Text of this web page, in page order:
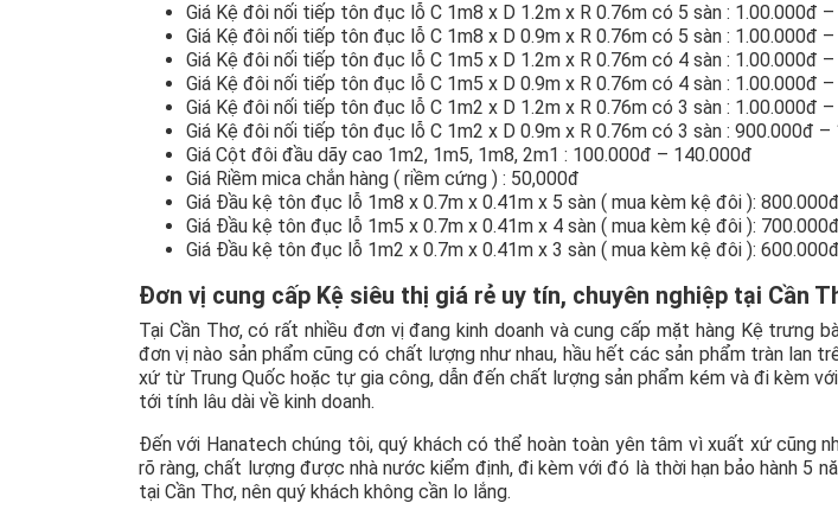
Giá Kệ đôi nối tiếp tôn đục lỗ C 1m8 x D 1.2m x R 0.76m có 5 sàn : 1.00.000đ
Giá Kệ đôi nối tiếp tôn đục lỗ C 1m8 x D 0.9m x R 0.76m có 5 sàn : 1.00.000đ
Giá Kệ đôi nối tiếp tôn đục lỗ C 1m5 x D 1.2m x R 0.76m có 4 sàn : 1.00.000đ
Giá Kệ đôi nối tiếp tôn đục lỗ C 1m5 x D 0.9m x R 0.76m có 4 sàn : 1.00.000đ
Giá Kệ đôi nối tiếp tôn đục lỗ C 1m2 x D 1.2m x R 0.76m có 3 sàn : 1.00.000đ
Giá Kệ đôi nối tiếp tôn đục lỗ C 1m2 x D 0.9m x R 0.76m có 3 sàn : 900.000đ –
Giá Cột đôi đầu dãy cao 1m2, 1m5, 1m8, 2m1 : 100.000đ – 140.000đ
Giá Riềm mica chắn hàng ( riềm cứng ) : 50,000đ
Giá Đầu kệ tôn đục lỗ 1m8 x 0.7m x 0.41m x 5 sàn ( mua kèm kệ đôi ):
Giá Đầu kệ tôn đục lỗ 1m5 x 0.7m x 0.41m x 4 sàn ( mua kèm kệ đôi ):
Giá Đầu kệ tôn đục lỗ 1m2 x 0.7m x 0.41m x 3 sàn ( mua kèm kệ đôi ):
Đơn vị cung cấp Kệ siêu thị giá rẻ uy tín, chuyên nghiệp tại Cần
Tại Cần Thơ, có rất nhiều đơn vị đang kinh doanh và cung cấp mặt hàng Kệ trưng
đơn vị nào sản phẩm cũng có chất lượng như nhau, hầu hết các sản phẩm tràn lan
xứ từ Trung Quốc hoặc tự gia công, dẫn đến chất lượng sản phẩm kém và đi kèm
tới tính lâu dài về kinh doanh.
Đến với Hanatech chúng tôi, quý khách có thể hoàn toàn yên tâm vì xuất xứ cũng
rõ ràng, chất lượng được nhà nước kiểm định, đi kèm với đó là thời hạn bảo hành 5
tại Cần Thơ, nên quý khách không cần lo lắng.